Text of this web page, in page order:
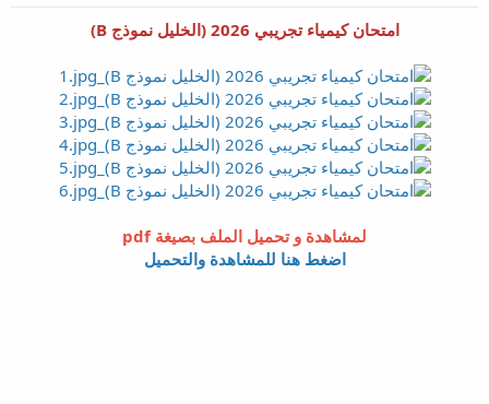
امتحان كيمياء تجريبي 2026 (الخليل نموذج B)
لمشاهدة و تحميل الملف بصيغة pdf
اضغط هنا للمشاهدة والتحميل